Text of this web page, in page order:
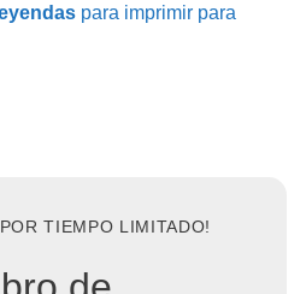
para imprimir para
TIEMPO LIMITADO!